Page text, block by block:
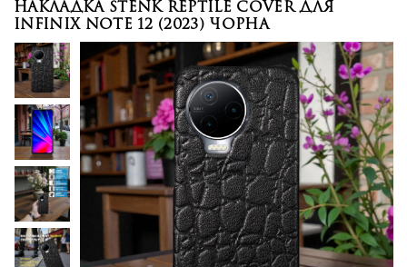
Накладка Stenk Reptile Cover для
Infinix Note 12 (2023) Чорна